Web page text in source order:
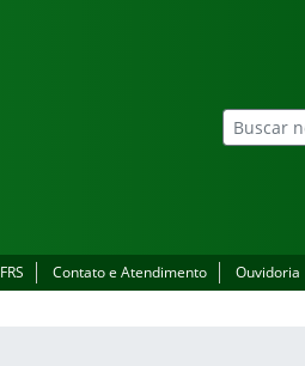
Contato e Atendimento Ouvidoria